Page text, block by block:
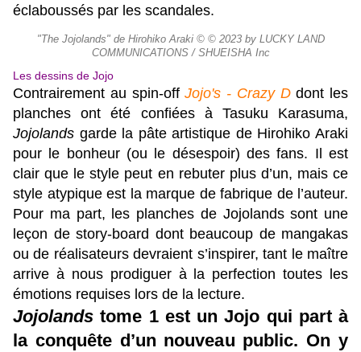
éclaboussés par les scandales.
"The Jojolands" de Hirohiko Araki © © 2023 by LUCKY LAND
COMMUNICATIONS / SHUEISHA Inc
Les dessins de Jojo
Contrairement au spin-offJojo's - Crazy Ddont les
planches ont été confiées à Tasuku Karasuma,
Jojolands garde la pâte artistique de Hirohiko Araki
pour le bonheur (ou le désespoir) des fans. Il est
clair que le style peut en rebuter plus d’un, mais ce
style atypique est la marque de fabrique de l’auteur.
Pour ma part, les planches de Jojolands sont une
leçon de story-board dont beaucoup de mangakas
ou de réalisateurs devraient s’inspirer, tant le maître
arrive à nous prodiguer à la perfection toutes les
émotions requises lors de la lecture.
Jojolandstome 1 est un Jojo qui part à
la conquête d’un nouveau public. On y